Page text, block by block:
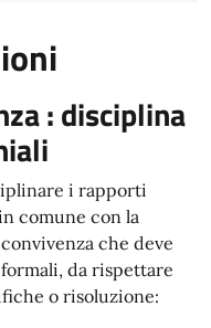
: disciplina
i rapporti
comune con la
che deve
da rispettare
o risoluzione: